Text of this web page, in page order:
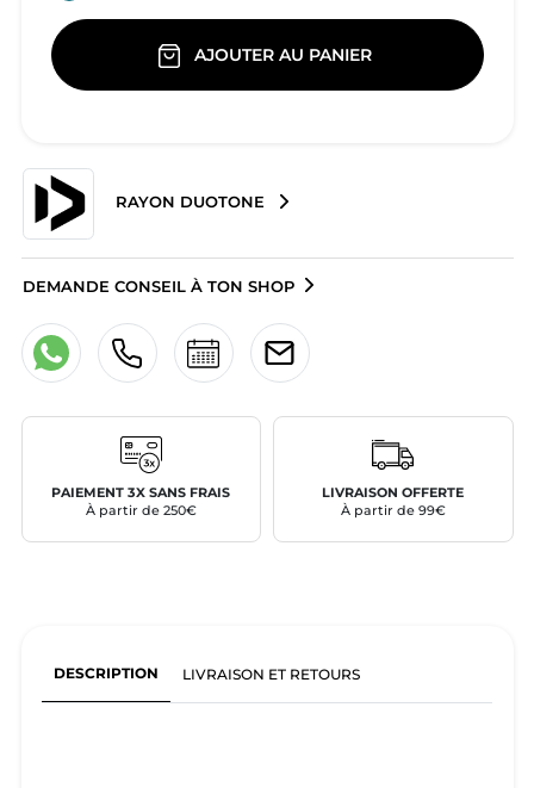
AJOUTER AU PANIER
RAYON DUOTONE
DEMANDE CONSEIL À TON SHOP
PAIEMENT 3X SANS FRAIS
À partir de 250€
LIVRAISON OFFERTE
À partir de 99€
DESCRIPTION LIVRAISON ET RETOURS